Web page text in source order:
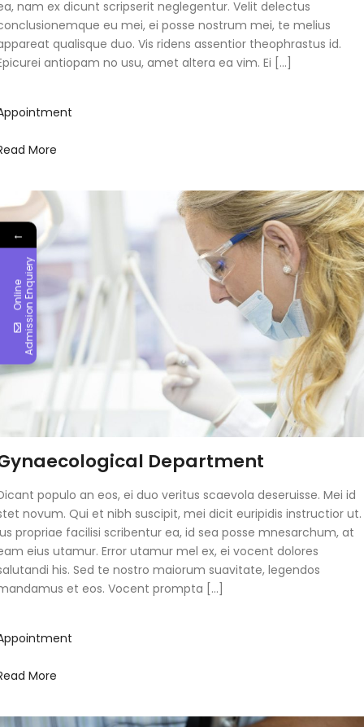
nam ex dicunt scripserit neglegentur. Velit delectus
eu mei, ei posse nostrum mei, te melius
qualisque duo. Vis ridens assentior theophrastus id.
antiopam no usu, amet altera ea vim. Ei […]
More
Department
populo an eos, ei duo veritus scaevola deseruisse. Mei id
novum. Qui et nibh suscipit, mei dicit euripidis instructior ut.
propriae facilisi scribentur ea, id sea posse mnesarchum, at
eius utamur. Error utamur mel ex, ei vocent dolores
his. Sed te nostro maiorum suavitate, legendos
et eos. Vocent prompta […]
More
←
O
n
l
i
n
e
A
d
m
i
s
s
i
o
n
E
n
q
u
i
e
ry